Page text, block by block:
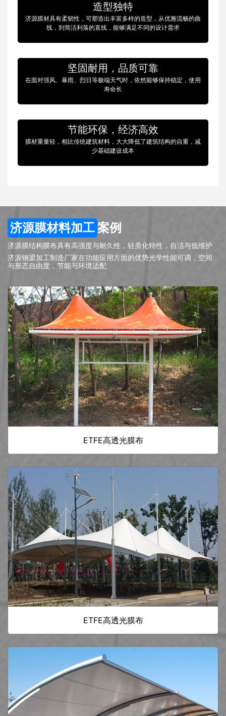
造型独特
济源膜材具有柔韧性，可塑造出丰富多样的造型，从优雅流畅的曲
线，到简洁利落的直线，能够满足不同的设计需求
坚固耐用，品质可靠
在面对强风、暴雨、烈日等极端天气时，依然能够保持稳定，使用
寿命长
节能环保，经济高效
膜材重量轻，相比传统建筑材料，大大降低了建筑结构的自重，减
少基础建设成本
济源膜材料加工 案例
济源膜结构膜布具有高强度与耐久性，轻质化特性，自洁与低维护
济源钢梁加工制造厂家在功能应用方面的优势光学性能可调，空间
与形态自由度，节能与环境适配
ETFE高透光膜布
ETFE高透光膜布